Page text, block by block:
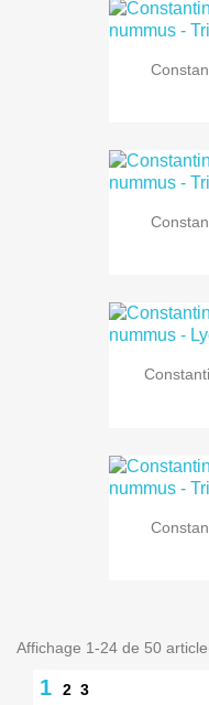
Affichage 1-24 de 50
1 2 3